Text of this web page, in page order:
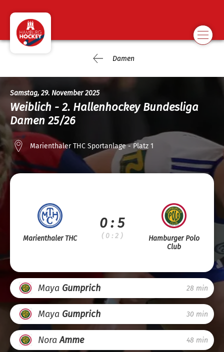
Damen
Samstag, 29. November 2025
Weiblich - 2. Hallenhockey Bundesliga
Damen 25/26
Marienthaler THC Sportanlage - Platz 1
Marienthaler THC
0 : 5
( 0 : 2 )
Hamburger Polo
Club
Maya Gumprich 28 min
Maya Gumprich 30 min
NoraAmme 48 min